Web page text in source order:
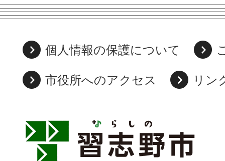
個人情報の保護について
市役所へのアクセス
リン
習
志